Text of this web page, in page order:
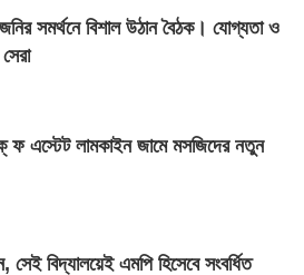
সমর্থনে বিশাল উঠান বৈঠক। যোগ্যতা ও
ফ এস্টেট লামকাইন জামে মসজিদের নতুন
সেই বিদ্যালয়েই এমপি হিসেবে সংবর্ধিত